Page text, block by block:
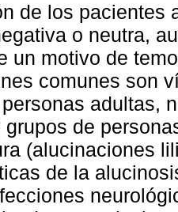
de los pacientes
o neutra,
un motivo de
comunes son
adultas,
grupos de
(alucinaciones
de la